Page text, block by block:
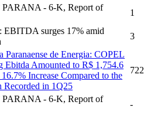
PARANA - 6-K, Report of
1
EBITDA surges 17% amid
3
Paranaense de Energia: COPEL
Ebitda Amounted to R$ 1,754.6
Increase Compared to the
in 1Q25
722
PARANA - 6-K, Report of
-